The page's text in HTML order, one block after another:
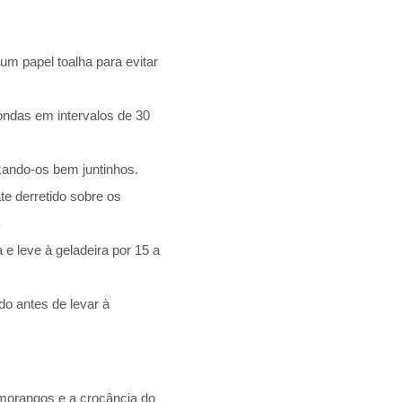
papel toalha para evitar
em intervalos de 30
os bem juntinhos.
derretido sobre os
leve à geladeira por 15 a
antes de levar à
e a crocância do